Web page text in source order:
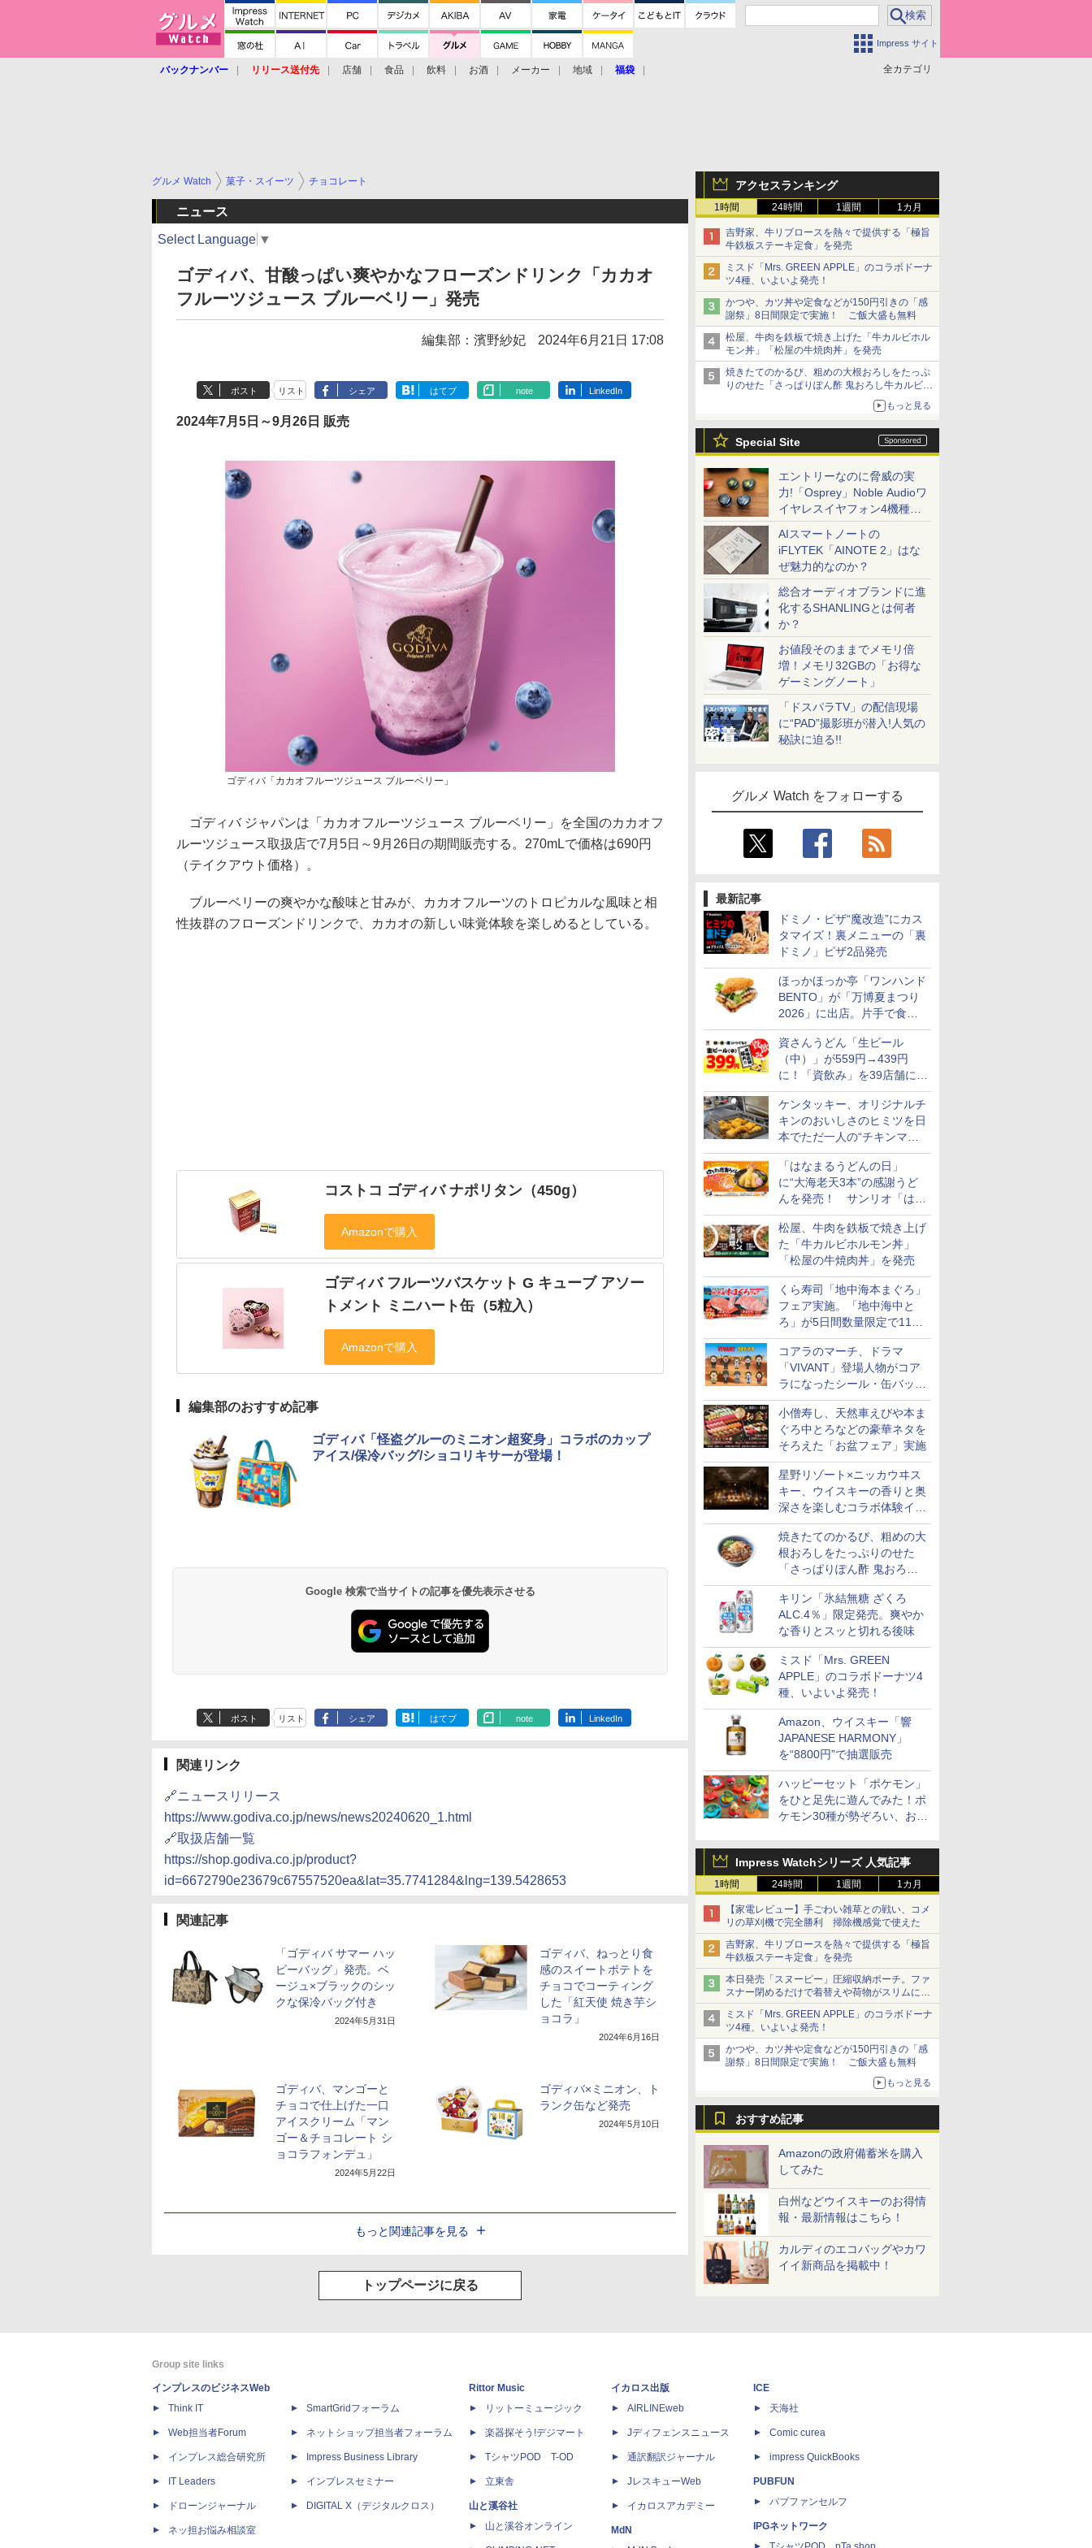
Impress サイト
全カテゴリ
バックナンバー リリース送付先 店舗 食品 飲料 お酒 メーカー 地域 福袋
アクセスランキング
1時間 24時間 1週間 1カ月
吉野家、牛リブロースを熱々で提供する「極旨
牛鉄板ステーキ定食」を発売
ミスド「Mrs. GREEN APPLE」のコラボドーナ
ツ4種、いよいよ発売！
かつや、カツ丼や定食などが150円引きの「感
謝祭」8日間限定で実施！ ご飯大盛も無料
松屋、牛肉を鉄板で焼き上げた「牛カルビホル
モン丼」「松屋の牛焼肉丼」を発売
焼きたてのかるび、粗めの大根おろしをたっぷ
りのせた「さっぱりぽん酢 鬼おろし牛カルビ
もっと見る
Special Site
エントリーなのに脅威の実
力!「Osprey」Noble Audioワ
イヤレスイヤフォン4機種を
一気に聴く
AIスマートノートの
iFLYTEK「AINOTE 2」はな
ぜ魅力的なのか？
総合オーディオブランドに進
化するSHANLINGとは何者
か？
お値段そのままでメモリ倍
増！メモリ32GBの「お得な
ゲーミングノート」
「ドスパラTV」の配信現場
に“PAD”撮影班が潜入!人気の
秘訣に迫る!!
グルメ Watch をフォローする
最新記事
ドミノ・ピザ“魔改造”にカス
タマイズ！裏メニューの「裏
ドミノ」ピザ2品発売
ほっかほっか亭「ワンハンド
BENTO」が「万博夏まつり
2026」に出店。片手で食べ
られる海苔弁や和牛きんぴら
を販売
資さんうどん「生ビール
（中）」が559円→439円
に！「資飲み」を39店舗に拡
大
ケンタッキー、オリジナルチ
キンのおいしさのヒミツを日
本でただ一人の“チキンマイ
スター”笠原氏から学んでき
た「はなまるうどんの日」
に“大海老天3本”の感謝うど
んを発売！ サンリオ「はな
まるおばけ」のシール/キャ
ンディなども
松屋、牛肉を鉄板で焼き上げ
た「牛カルビホルモン丼」
「松屋の牛焼肉丼」を発売
くら寿司「地中海本まぐろ」
フェア実施。「地中海中と
ろ」が5日間数量限定で110
円！
コアラのマーチ、ドラマ
「VIVANT」登場人物がコア
ラになったシール・缶バッジ
を発売
小僧寿し、天然車えびや本ま
ぐろ中とろなどの豪華ネタを
そろえた「お盆フェア」実施
星野リゾート×ニッカウヰス
キー、ウイスキーの香りと奥
深さを楽しむコラボ体験イベ
ントをOMO5小樽で提供開始
焼きたてのかるび、粗めの大
根おろしをたっぷりのせた
「さっぱりぽん酢 鬼おろし
牛カルビ丼」など4品を発売
キリン「氷結無糖 ざくろ
ALC.4％」限定発売。爽やか
な香りとスッと切れる後味
ミスド「Mrs. GREEN
APPLE」のコラボドーナツ4
種、いよいよ発売！
Amazon、ウイスキー「響
JAPANESE HARMONY」
を“8800円”で抽選販売
ハッピーセット「ポケモン」
をひと足先に遊んでみた！ポ
ケモン30種が勢ぞろい、おも
もできる
Impress Watchシリーズ 人気記事
1時間 24時間 1週間 1カ月
【家電レビュー】手ごわい雑草との戦い、コメ
リの草刈機で完全勝利 掃除機感覚で使えた
吉野家、牛リブロースを熱々で提供する「極旨
牛鉄板ステーキ定食」を発売
本日発売「スヌーピー」圧縮収納ポーチ。ファ
スナー閉めるだけで着替えや荷物がスリムにま
とまる
ミスド「Mrs. GREEN APPLE」のコラボドーナ
ツ4種、いよいよ発売！
かつや、カツ丼や定食などが150円引きの「感
謝祭」8日間限定で実施！ ご飯大盛も無料
もっと見る
おすすめ記事
Amazonの政府備蓄米を購入
してみた
白州などウイスキーのお得情
報・最新情報はこちら！
カルディのエコバッグやカワ
イイ新商品を掲載中！
グルメ Watch 菓子・スイーツ チョコレート
ニュース
Select Language ▼
ゴディバ、甘酸っぱい爽やかなフローズンドリンク「カカオ
フルーツジュース ブルーベリー」発売
編集部：濱野紗妃 2024年6月21日 17:08
ポスト リスト シェア はてブ note LinkedIn
2024年7月5日～9月26日 販売
ゴディバ「カカオフルーツジュース ブルーベリー」
ゴディバ ジャパンは「カカオフルーツジュース ブルーベリー」を全国のカカオフ
ルーツジュース取扱店で7月5日～9月26日の期間販売する。270mLで価格は690円
（テイクアウト価格）。
ブルーベリーの爽やかな酸味と甘みが、カカオフルーツのトロピカルな風味と相
性抜群のフローズンドリンクで、カカオの新しい味覚体験を楽しめるとしている。
コストコ ゴディバ ナポリタン（450g）
ゴディバ フルーツバスケット G キューブ アソー
トメント ミニハート缶（5粒入）
編集部のおすすめ記事
ゴディバ「怪盗グルーのミニオン超変身」コラボのカップ
アイス/保冷バッグ/ショコリキサーが登場！
Google 検索で当サイトの記事を優先表示させる
ポスト リスト シェア はてブ note LinkedIn
関連リンク
🔗ニュースリリース
https://www.godiva.co.jp/news/news20240620_1.html
🔗取扱店舗一覧
https://shop.godiva.co.jp/product?
id=6672790e23679c67557520ea&lat=35.7741284&lng=139.5428653
関連記事
「ゴディバ サマー ハッ
ピーバッグ」発売。ベ
ージュ×ブラックのシッ
クな保冷バッグ付き
2024年5月31日
ゴディバ、ねっとり食
感のスイートポテトを
チョコでコーティング
した「紅天使 焼き芋シ
ョコラ」
2024年6月16日
ゴディバ、マンゴーと
チョコで仕上げた一口
アイスクリーム「マン
ゴー＆チョコレート シ
ョコラフォンデュ」
2024年5月22日
ゴディバ×ミニオン、ト
ランク缶など発売
2024年5月10日
もっと関連記事を見る
トップページに戻る
Group site links
インプレスのビジネスWeb
Think IT
Web担当者Forum
インプレス総合研究所
IT Leaders
ドローンジャーナル
ネッ担お悩み相談室
SmartGridフォーラム
ネットショップ担当者フォーラム
Impress Business Library
インプレスセミナー
DIGITAL X（デジタルクロス）
Rittor Music
リットーミュージック
楽器探そう!デジマート
TシャツPOD T-OD
立東舎
山と溪谷社
山と溪谷オンライン
イカロス出版
AIRLINEweb
Jディフェンスニュース
通訳翻訳ジャーナル
JレスキューWeb
イカロスアカデミー
MdN
ICE
天海社
Comic curea
impress QuickBooks
PUBFUN
パブファンセルフ
IPGネットワーク